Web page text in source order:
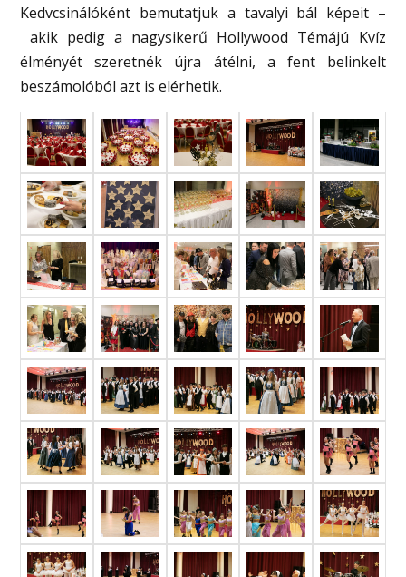
Kedvcsinálóként bemutatjuk a tavalyi bál képeit –
akik pedig a nagysikerű Hollywood Témájú Kvíz
élményét szeretnék újra átélni, a fent belinkelt
beszámolóból azt is elérhetik.